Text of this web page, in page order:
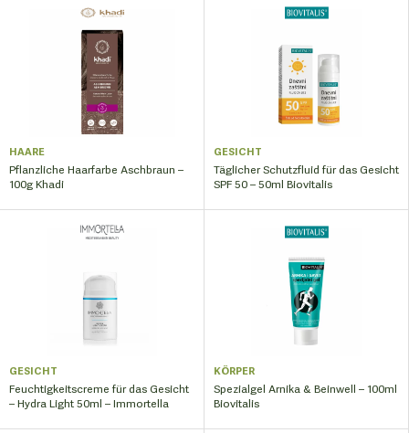
HAARE
Pflanzliche Haarfarbe Aschbraun –
100g Khadi
GESICHT
Täglicher Schutzfluid für das Gesicht
SPF 50 – 50ml Biovitalis
GESICHT
Feuchtigkeitscreme für das Gesicht
– Hydra Light 50ml – Immortella
KÖRPER
Spezialgel Arnika & Beinwell – 100ml
Biovitalis